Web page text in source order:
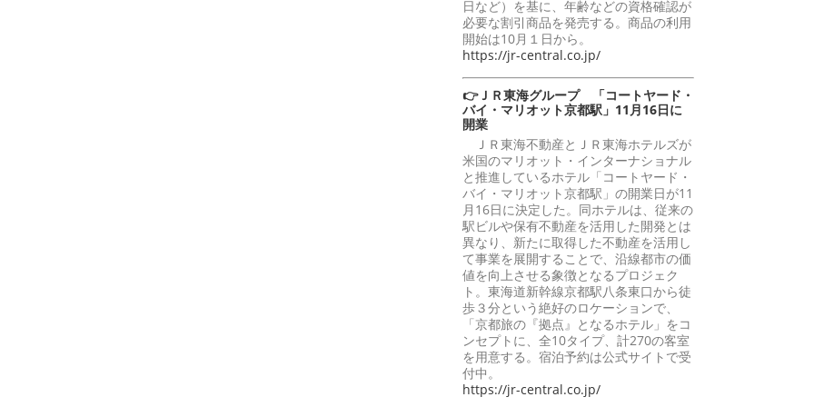
日など）を基に、年齢などの資格確認が
必要な割引商品を発売する。商品の利用
開始は10月１日から。
https://jr-central.co.jp/
👉ＪＲ東海グループ 「コートヤード・
バイ・マリオット京都駅」11月16日に
開業
ＪＲ東海不動産とＪＲ東海ホテルズが
米国のマリオット・インターナショナル
と推進しているホテル「コートヤード・
バイ・マリオット京都駅」の開業日が11
月16日に決定した。同ホテルは、従来の
駅ビルや保有不動産を活用した開発とは
異なり、新たに取得した不動産を活用し
て事業を展開することで、沿線都市の価
値を向上させる象徴となるプロジェク
ト。東海道新幹線京都駅八条東口から徒
歩３分という絶好のロケーションで、
「京都旅の『拠点』となるホテル」をコ
ンセプトに、全10タイプ、計270の客室
を用意する。宿泊予約は公式サイトで受
付中。
https://jr-central.co.jp/